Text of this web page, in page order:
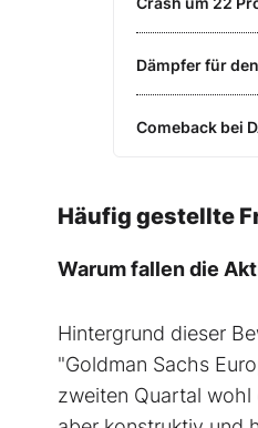
Dämpfer für
Comeback bei
Häufig gestellte
Warum fallen die
Hintergrund dieser
"Goldman Sachs
zweiten Quartal